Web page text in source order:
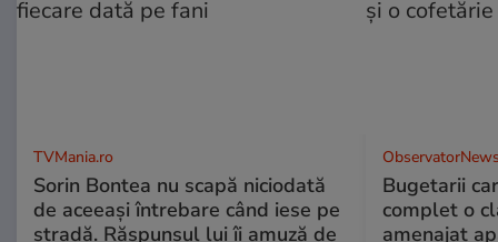
TVMania.ro
Sorin Bontea nu scapă niciodată
de aceeași întrebare când iese pe
stradă. Răspunsul lui îi amuză de
Bugetarii
complet o
amenajat